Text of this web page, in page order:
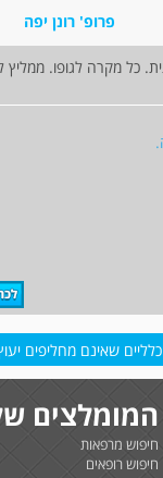
פרופ' רונן יפה
כל מקרה לגופו. ממליץ
שאינם מחליפים
המומלצים
חיפוש מרפאות
חיפוש רופאים